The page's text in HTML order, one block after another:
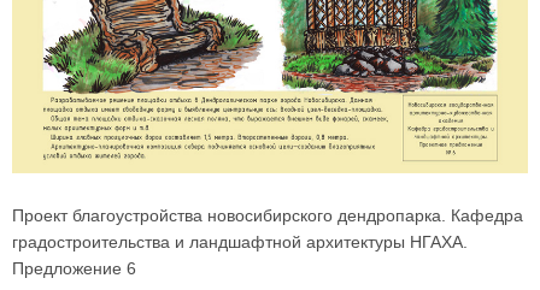
Проект благоустройства новосибирского дендропарка. Кафедра
градостроительства и ландшафтной архитектуры НГАХА.
Предложение 6